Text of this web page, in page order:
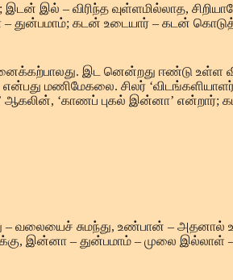
– விரிந்த வுள்ளமில்லாத,
கடன் உடையார் – கடன்
இட னென்றது ஈண்டு உள்ள
என்பது மணிமேகலை. சிலர்
‘காணப் புகல் இன்னா’ என்றார்;
வலையைச் சுமந்து, உண்பான் – அதனால்
இன்னா – துன்பமாம் – முலை